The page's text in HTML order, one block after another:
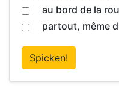
au bord de la
partout, même
Spicken!